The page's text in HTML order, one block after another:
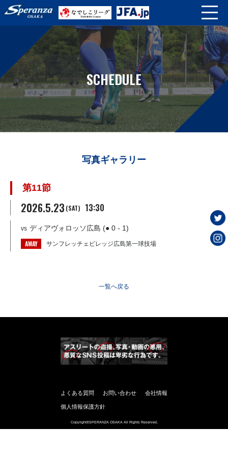
SCHEDULE
写真ギャラリー
第11節
2026.5.23 (SAT) 13:30
vs ディアヴォロッソ広島 (● 0 - 1)
AWAY サンフレッチェビレッジ広島第一球技場
一覧へ戻る
よくある質問 お問い合わせ 会社情報
個人情報保護方針
Copyright©SPERANZA OSAKA All Rights Reserved.